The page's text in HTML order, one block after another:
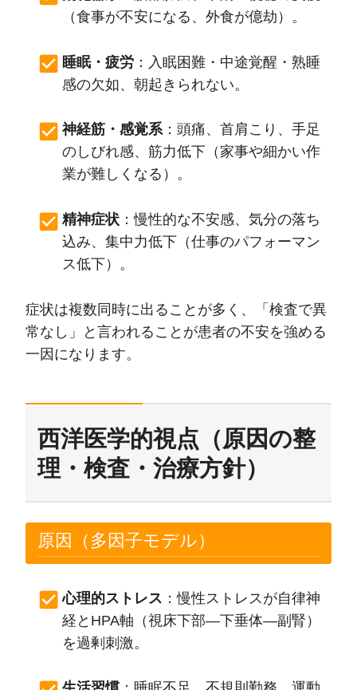
（食事が不安になる、外食が億劫）。
睡眠・疲労 ：入眠困難・中途覚醒・熟睡
感の欠如、朝起きられない。
神経筋・感覚系：頭痛、首肩こり、手足
のしびれ感、筋力低下（家事や細かい作
業が難しくなる）。
精神症状 ：慢性的な不安感、気分の落ち
込み、集中力低下（仕事のパフォーマン
ス低下）。
症状は複数同時に出ることが多く、「検査で異
常なし」と言われることが患者の不安を強める
一因になります。
西洋医学的視点（原因の整
理・検査・治療方針）
原因（多因子モデル）
心理的ストレス ：慢性ストレスが自律神
経とHPA軸（視床下部—下垂体—副腎）
を過剰刺激。